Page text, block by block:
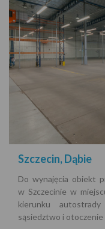
Szczecin, Dąbie
Do wynajęcia obiekt
w Szczecinie w
kierunku
sąsiedztwo i